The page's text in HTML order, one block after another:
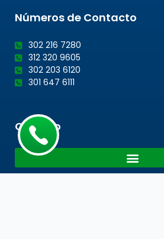
Números de Contacto
302 216 7280
312 320 9605
302 203 6120
301 647 6111
Cotacto